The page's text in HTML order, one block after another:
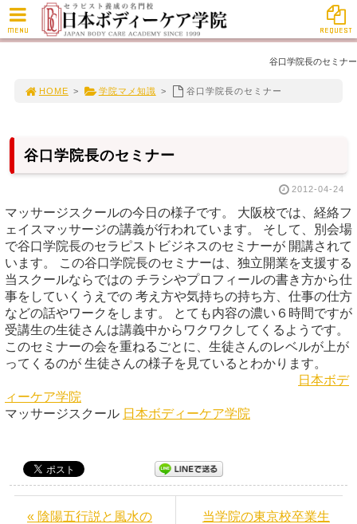
谷口学院長のセミナー
HOME > 学院マメ知識 > 谷口学院長のセミナー
谷口学院長のセミナー
2012-04-24
マッサージスクールの今日の様子です。 大阪校では、経絡フ
ェイスマッサージの講義が行われています。 そして、別会場
で谷口学院長のセラピストビジネスのセミナーが 開講されて
います。 この谷口学院長のセミナーは、独立開業を支援する
当スクールならではの チラシやプロフィールの書き方から仕
事をしていくうえでの 考え方や気持ちの持ち方、仕事の仕方
などの話やワークをします。 とても内容の濃い６時間ですが
受講生の生徒さんは講義中からワクワクしてくるようです。
このセミナーの会を重ねるごとに、生徒さんのレベルが上が
ってくるのが 生徒さんの様子を見ているとわかります。
日本ボデ
ィーケア学院
マッサージスクール 日本ボディーケア学院
« 陰陽五行説と風水の
当学院の東京校卒業生
MENU REQUEST